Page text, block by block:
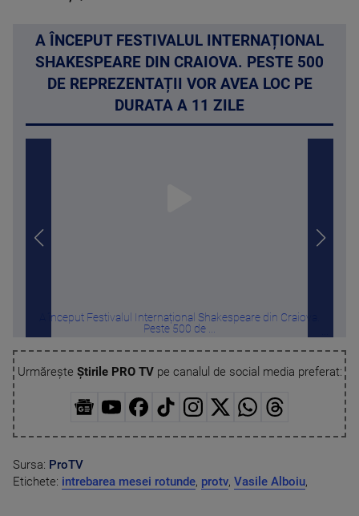
A ÎNCEPUT FESTIVALUL INTERNAȚIONAL
SHAKESPEARE DIN CRAIOVA. PESTE 500
DE REPREZENTAȚII VOR AVEA LOC PE
DURATA A 11 ZILE
A început Festivalul Internațional Shakespeare din Craiova.
Peste 500 de ...
Urmărește Știrile PRO TVpe canalul de social media preferat:
Sursa: ProTV
Etichete: intrebarea mesei rotunde, protv, Vasile Alboiu,